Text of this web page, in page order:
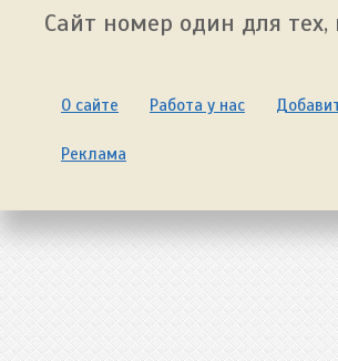
Сайт номер один для тех,
О сайте Работа у нас
Реклама